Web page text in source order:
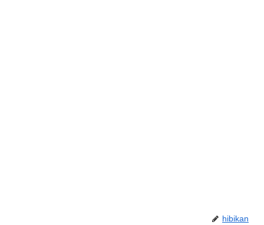
hibikan